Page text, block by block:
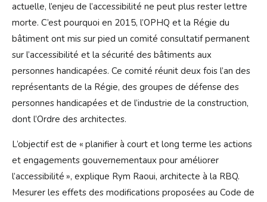
actuelle, l’enjeu de l’accessibilité ne peut plus rester lettre
morte. C’est pourquoi en 2015, l’OPHQ et la Régie du
bâtiment ont mis sur pied un comité consultatif permanent
sur l’accessibilité et la sécurité des bâtiments aux
personnes handicapées. Ce comité réunit deux fois l’an des
représentants de la Régie, des groupes de défense des
personnes handicapées et de l’industrie de la construction,
dont l’Ordre des architectes.
L’objectif est de « planifier à court et long terme les actions
et engagements gouvernementaux pour améliorer
l’accessibilité », explique Rym Raoui, architecte à la RBQ.
Mesurer les effets des modifications proposées au Code de